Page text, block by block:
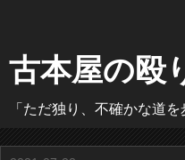
古本屋の殴
「ただ独り、不確かな道